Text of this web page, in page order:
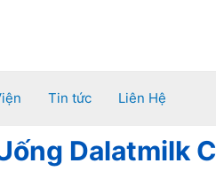
Tin tức Liên Hệ
Dalatmilk